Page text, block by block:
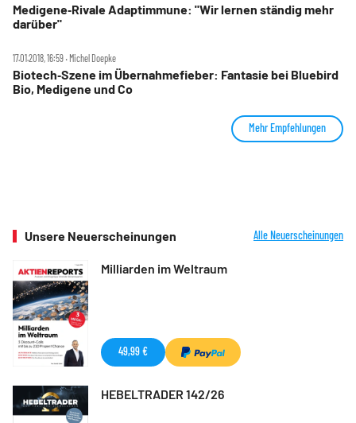
Medigene‑Rivale Adaptimmune: "Wir lernen ständig mehr
darüber"
17.01.2018, 16:59 ‧ Michel Doepke
Biotech‑Szene im Übernahmefieber: Fantasie bei Bluebird
Bio, Medigene und Co
Mehr Empfehlungen
Unsere Neuerscheinungen Alle Neuerscheinungen
Milliarden im Weltraum
49,99 €
HEBELTRADER 142/26